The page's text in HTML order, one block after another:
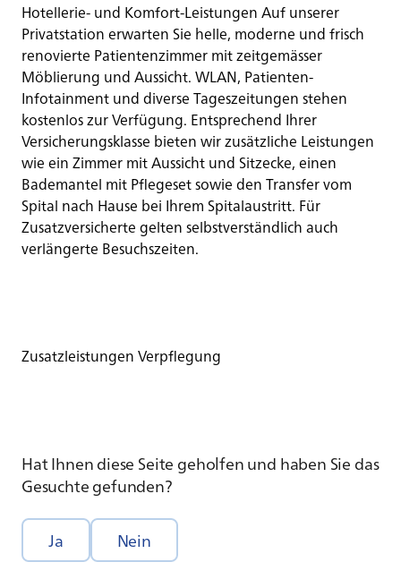
Hotellerie- und Komfort-Leistungen Auf unserer
Privatstation erwarten Sie helle, moderne und frisch
renovierte Patientenzimmer mit zeitgemässer
Möblierung und Aussicht. WLAN, Patienten-
Infotainment und diverse Tageszeitungen stehen
kostenlos zur Verfügung. Entsprechend Ihrer
Versicherungsklasse bieten wir zusätzliche Leistungen
wie ein Zimmer mit Aussicht und Sitzecke, einen
Bademantel mit Pflegeset sowie den Transfer vom
Spital nach Hause bei Ihrem Spitalaustritt. Für
Zusatzversicherte gelten selbstverständlich auch
verlängerte Besuchszeiten.
Zusatzleistungen Verpflegung
Hat Ihnen diese Seite geholfen und haben Sie das
Gesuchte gefunden?
Ja Nein